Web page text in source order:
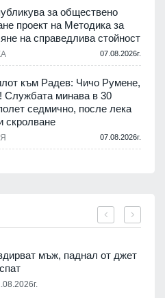
за обществено
проект на Методика за
на справедлива стойност
07.08.2026г.
към Радев: Чичо Румене,
Службата минава в 30
седмично, после лека
скролване
07.08.2026г.
мъж, паднал от джет